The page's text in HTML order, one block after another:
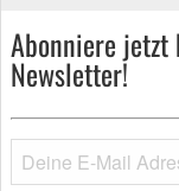
Abonniere jetzt
Newsletter!